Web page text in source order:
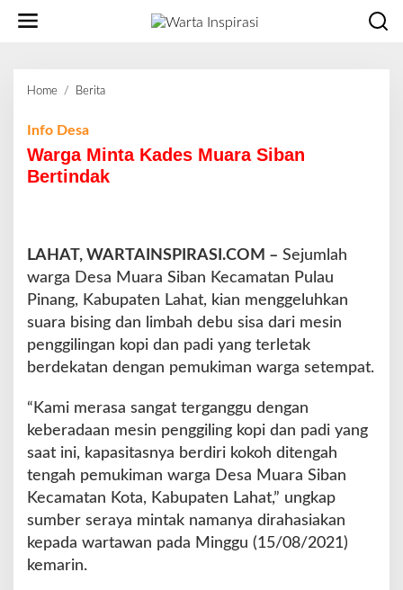
Home / Berita
g
a
M
a
d
e
s
r
a
S
n
B
Info Desa
Warga Minta Kades Muara Siban
Bertindak
LAHAT, WARTAINSPIRASI.COM – Sejumlah
warga Desa Muara Siban Kecamatan Pulau
Pinang, Kabupaten Lahat, kian menggeluhkan
suara bising dan limbah debu sisa dari mesin
penggilingan kopi dan padi yang terletak
berdekatan dengan pemukiman warga setempat.
“Kami merasa sangat terganggu dengan
keberadaan mesin penggiling kopi dan padi yang
saat ini, kapasitasnya berdiri kokoh ditengah
tengah pemukiman warga Desa Muara Siban
Kecamatan Kota, Kabupaten Lahat,” ungkap
sumber seraya mintak namanya dirahasiakan
kepada wartawan pada Minggu (15/08/2021)
kemarin.